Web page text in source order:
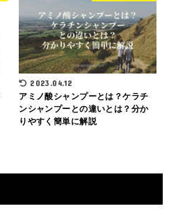
2023.04.12
アミノ酸シャンプーとは？ケラチ
ンシャンプーとの違いとは？分か
りやすく簡単に解説